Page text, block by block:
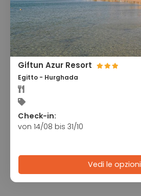
Giftun Azur Resort
Egitto - Hurghada
Check-in:
von 14/08 bis 31/10
Vedi le opzioni